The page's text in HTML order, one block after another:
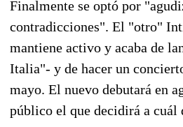
Finalmente se optó por
contradicciones". El "otro"
mantiene activo y acaba de
Italia"- y de hacer un
mayo. El nuevo debutará en
público el que decidirá a cuál